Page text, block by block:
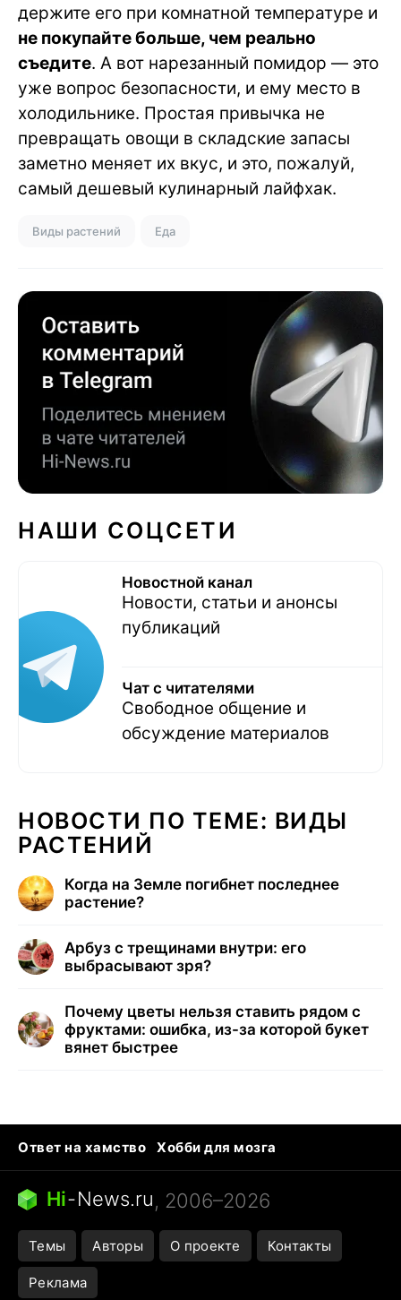
держите его при комнатной температуре и
не покупайте больше, чем реально
съедите. А вот нарезанный помидор — это
уже вопрос безопасности, и ему место в
холодильнике. Простая привычка не
превращать овощи в складские запасы
заметно меняет их вкус, и это, пожалуй,
самый дешевый кулинарный лайфхак.
Виды растений Еда
НАШИ СОЦСЕТИ
Новостной канал
Новости, статьи и анонсы
публикаций
Чат с читателями
Свободное общение и
обсуждение материалов
НОВОСТИ ПО ТЕМЕ: ВИДЫ
РАСТЕНИЙ
Когда на Земле погибнет последнее
растение?
Арбуз с трещинами внутри: его
выбрасывают зря?
Почему цветы нельзя ставить рядом с
фруктами: ошибка, из-за которой букет
вянет быстрее
Ответ на хамство
Хобби для мозга
Бензин 100 и 95
Тунцы в океанариуме
Следующая пандемия
Hi-News.ru, 2006–2026
Темы Авторы О проекте Контакты
Реклама